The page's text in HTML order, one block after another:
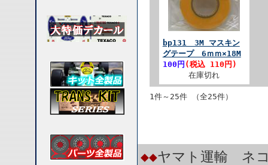
bp131 3M マスキン
グテープ 6ｍｍ×18M
100円 (税込 110円)
在庫切れ
1件～25件 （全25件）
◆◆ヤマト運輸 ネ